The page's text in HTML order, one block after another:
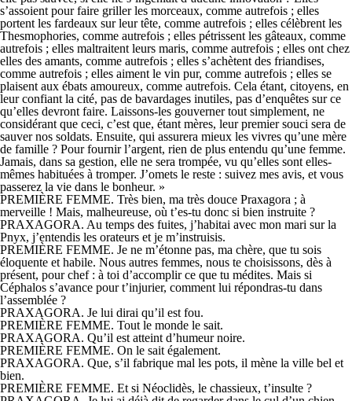
s’assoient pour faire griller les morceaux, comme autrefois ; elles
portent les fardeaux sur leur tête, comme autrefois ; elles célèbrent les
Thesmophories, comme autrefois ; elles pétrissent les gâteaux, comme
autrefois ; elles maltraitent leurs maris, comme autrefois ; elles ont chez
elles des amants, comme autrefois ; elles s’achètent des friandises,
comme autrefois ; elles aiment le vin pur, comme autrefois ; elles se
plaisent aux ébats amoureux, comme autrefois. Cela étant, citoyens, en
leur confiant la cité, pas de bavardages inutiles, pas d’enquêtes sur ce
qu’elles devront faire. Laissons-les gouverner tout simplement, ne
considérant que ceci, c’est que, étant mères, leur premier souci sera de
sauver nos soldats. Ensuite, qui assurera mieux les vivres qu’une mère
de famille ? Pour fournir l’argent, rien de plus entendu qu’une femme.
Jamais, dans sa gestion, elle ne sera trompée, vu qu’elles sont elles-
mêmes habituées à tromper. J’omets le reste : suivez mes avis, et vous
passerez la vie dans le bonheur. »
PREMIÈRE FEMME. Très bien, ma très douce Praxagora ; à
merveille ! Mais, malheureuse, où t’es-tu donc si bien instruite ?
PRAXAGORA. Au temps des fuites, j’habitai avec mon mari sur la
Pnyx, j’entendis les orateurs et je m’instruisis.
PREMIÈRE FEMME. Je ne m’étonne pas, ma chère, que tu sois
éloquente et habile. Nous autres femmes, nous te choisissons, dès à
présent, pour chef : à toi d’accomplir ce que tu médites. Mais si
Céphalos s’avance pour t’injurier, comment lui répondras-tu dans
l’assemblée ?
PRAXAGORA. Je lui dirai qu’il est fou.
PREMIÈRE FEMME. Tout le monde le sait.
PRAXAGORA. Qu’il est atteint d’humeur noire.
PREMIÈRE FEMME. On le sait également.
PRAXAGORA. Que, s’il fabrique mal les pots, il mène la ville bel et
bien.
PREMIÈRE FEMME. Et si Néoclidès, le chassieux, t’insulte ?